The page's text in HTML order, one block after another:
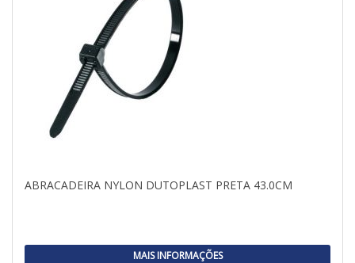
ABRACADEIRA NYLON DUTOPLAST PRETA 43.0CM
MAIS INFORMAÇÕES